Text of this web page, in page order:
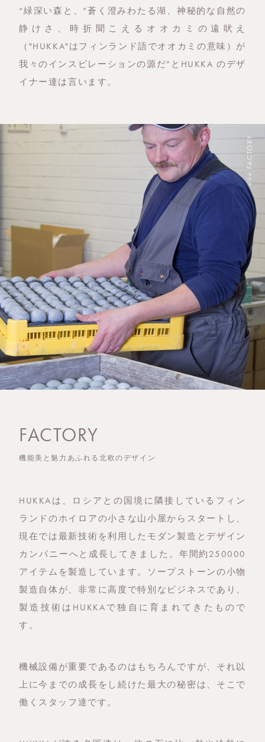
“緑深い森と、”蒼く澄みわたる湖、神秘的な自然の
静けさ、時折聞こえるオオカミの遠吠え
（"HUKKA"はフィンランド語でオオカミの意味）が
我々のインスピレーションの源だ”とHUKKA のデザ
イナー達は言います。
FACTORY
機能美と魅力あふれる北欧のデザイン
HUKKAは、ロシアとの国境に隣接しているフィン
ランドのホイロアの小さな山小屋からスタートし、
現在では最新技術を利用したモダン製造とデザイン
カンパニーへと成長してきました。年間約250000
アイテムを製造しています。ソープストーンの小物
製造自体が、非常に高度で特別なビジネスであり、
製造技術はHUKKAで独自に育まれてきたもので
す。
機械設備が重要であるのはもちろんですが、それ以
上に今までの成長をし続けた最大の秘密は、そこで
働くスタッフ達です。